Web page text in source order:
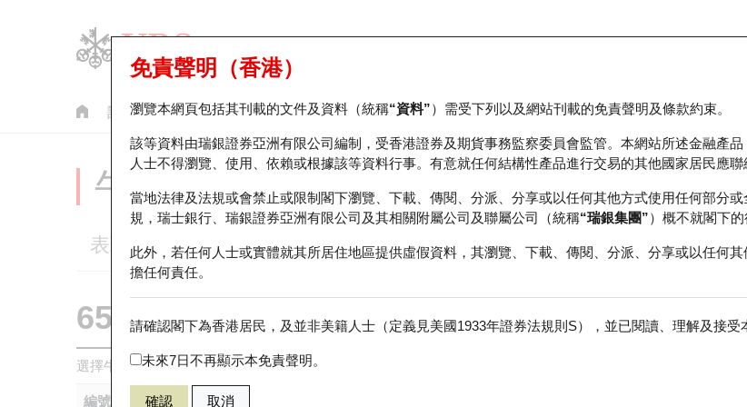
認股證 牛熊證 美股指數產品 輪證市場統計 正股資料及市場統計 瑞銀輪證教室
免責聲明（香港）
瀏覽本網頁包括其刊載的文件及資料（統稱“資料”）需受下列以及網站刊載的免責聲明及條款約束。
該等資料由瑞銀證券亞洲有限公司編制，受香港證券及期貨事務監察委員會監管。本網站所述金融產品
人士不得瀏覽、使用、依賴或根據該等資料行事。有意就任何結構性產品進行交易的其他國家居民應聯
當地法律及法規或會禁止或限制閣下瀏覽、下載、傳閱、分派、分享或以任何其他方式使用任何部分
規，瑞士銀行、瑞銀證券亞洲有限公司及其相關附屬公司及聯屬公司（統稱“瑞銀集團”）概不就閣下
此外，若任何人士或實體就其所居住地區提供虛假資料，其瀏覽、下載、傳閱、分派、分享或以任何
擔任何責任。
請確認閣下為香港居民，及並非美籍人士（定義見美國1933年證券法規則S），並已閱讀、理解及接受
未來7日不再顯示本免責聲明。
確認 取消
牛熊證分析儀
表現 街貨統計 比較
65477 瑞銀牛證 0883 中國海洋石油
選擇牛熊證作比較 *你可以選擇最多五隻牛熊證
編號